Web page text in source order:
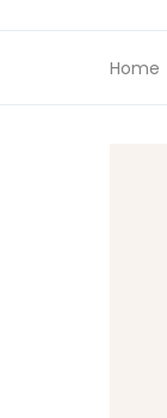
Home